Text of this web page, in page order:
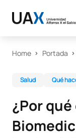
Home Portada
Salud Qué
¿Por